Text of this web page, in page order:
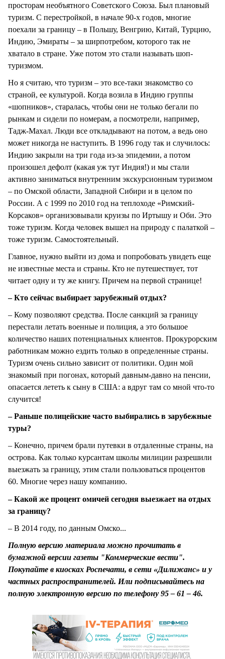
просторам необъятного Советского Союза. Был плановый
туризм. С перестройкой, в начале 90-х годов, многие
поехали за границу – в Польшу, Венгрию, Китай, Турцию,
Индию, Эмираты – за ширпотребом, которого так не
хватало в стране. Уже потом это стали называть шоп-
туризмом.
Но я считаю, что туризм – это все-таки знакомство со
страной, ее культурой. Когда возила в Индию группы
«шопников», старалась, чтобы они не только бегали по
рынкам и сидели по номерам, а посмотрели, например,
Тадж-Махал. Люди все откладывают на потом, а ведь оно
может никогда не наступить. В 1996 году так и случилось:
Индию закрыли на три года из-за эпидемии, а потом
произошел дефолт (какая уж тут Индия!) и мы стали
активно заниматься внутренним экскурсионным туризмом
– по Омской области, Западной Сибири и в целом по
России. А с 1999 по 2010 год на теплоходе «Римский-
Корсаков» организовывали круизы по Иртышу и Оби. Это
тоже туризм. Когда человек вышел на природу с палаткой –
тоже туризм. Самостоятельный.
Главное, нужно выйти из дома и попробовать увидеть еще
не известные места и страны. Кто не путешествует, тот
читает одну и ту же книгу. Причем на первой странице!
– Кто сейчас выбирает зарубежный отдых?
– Кому позволяют средства. После санкций за границу
перестали летать военные и полиция, а это большое
количество наших потенциальных клиентов. Прокурорским
работникам можно ездить только в определенные страны.
Туризм очень сильно зависит от политики. Один мой
знакомый при погонах, который давным-давно на пенсии,
опасается лететь к сыну в США: а вдруг там со мной что-то
случится!
– Раньше полицейские часто выбирались в зарубежные
туры?
– Конечно, причем брали путевки в отдаленные страны, на
острова. Как только курсантам школы милиции разрешили
выезжать за границу, этим стали пользоваться процентов
60. Многие через нашу компанию.
– Какой же процент омичей сегодня выезжает на отдых
за границу?
– В 2014 году, по данным Омско...
Полную версию материала можно прочитать в
бумажной версии газеты "Коммерческие вести".
Покупайте в киосках Роспечати, в сети «Дилижанс» и у
частных распространителей. Или подписывайтесь на
полную электронную версию по телефону 95 – 61 – 46.